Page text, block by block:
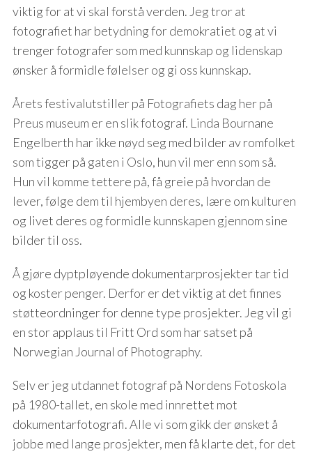
viktig for at vi skal forstå verden. Jeg tror at
fotografiet har betydning for demokratiet og at vi
trenger fotografer som med kunnskap og lidenskap
ønsker å formidle følelser og gi oss kunnskap.
Årets festivalutstiller på Fotografiets dag her på
Preus museum er en slik fotograf. Linda Bournane
Engelberth har ikke nøyd seg med bilder av romfolket
som tigger på gaten i Oslo, hun vil mer enn som så.
Hun vil komme tettere på, få greie på hvordan de
lever, følge dem til hjembyen deres, lære om kulturen
og livet deres og formidle kunnskapen gjennom sine
bilder til oss.
Å gjøre dyptpløyende dokumentarprosjekter tar tid
og koster penger. Derfor er det viktig at det finnes
støtteordninger for denne type prosjekter. Jeg vil gi
en stor applaus til Fritt Ord som har satset på
Norwegian Journal of Photography.
Selv er jeg utdannet fotograf på Nordens Fotoskola
på 1980-tallet, en skole med innrettet mot
dokumentarfotografi. Alle vi som gikk der ønsket å
jobbe med lange prosjekter, men få klarte det, for det